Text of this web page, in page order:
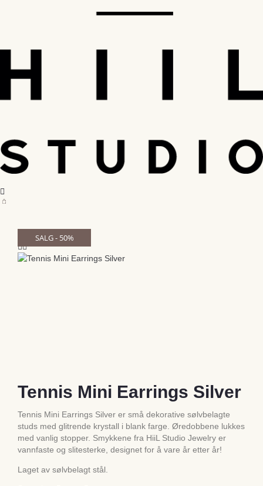
SALG - 50%
Tennis Mini Earrings Silver
Tennis Mini Earrings Silver er små dekorative sølvbelagte
studs med glitrende krystall i blank farge. Øredobbene lukkes
med vanlig stopper. Smykkene fra HiiL Studio Jewelry er
vannfaste og slitesterke, designet for å vare år etter år!
Laget av sølvbelagt stål.